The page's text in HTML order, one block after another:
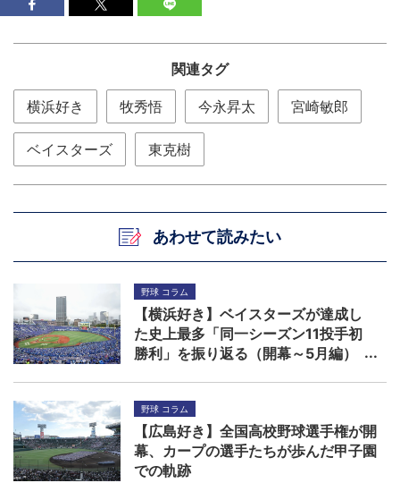
関連タグ
横浜好き 牧秀悟 今永昇太 宮崎敏郎
ベイスターズ 東克樹
あわせて読みたい
野球 コラム
【横浜好き】ベイスターズが達成し
た史上最多「同一シーズン11投手初
勝利」を振り返る（開幕～5月編）
野球 コラム
【広島好き】全国高校野球選手権が開
幕、カープの選手たちが歩んだ甲子園
での軌跡